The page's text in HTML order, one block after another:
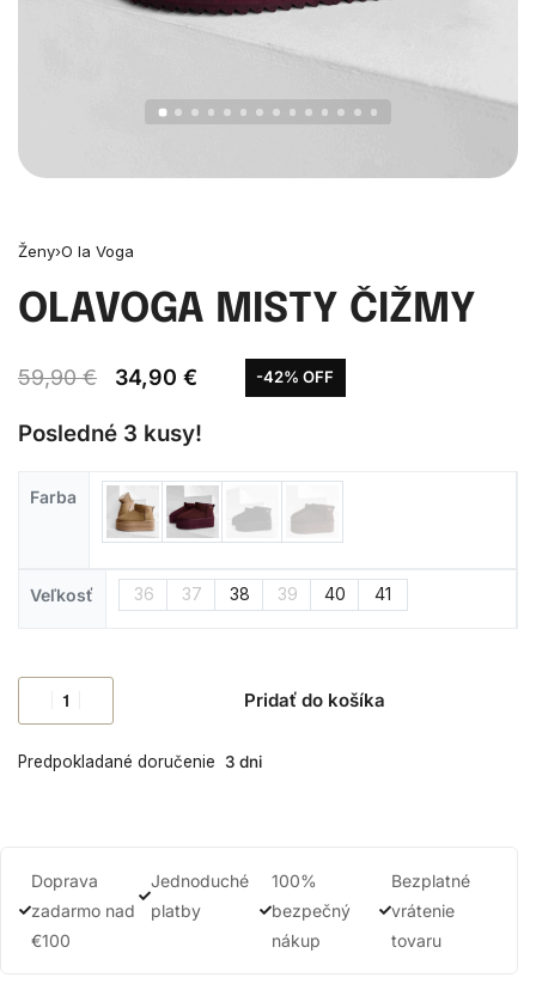
Ženy›O la Voga
OLAVOGA MISTY ČIŽMY
59,90€ 34,90 € -42% OFF
Posledné 3 kusy!
Farba
Veľkosť 36 37 38 39 40 41
Pridať do košíka
Predpokladané doručenie 3 dni
Doprava
zadarmo nad
€100
Jednoduché
platby
100%
bezpečný
nákup
Bezplatné
vrátenie
tovaru